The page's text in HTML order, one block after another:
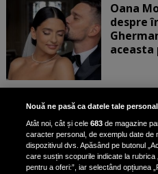
Oana
despre
aceasta
Unde
iubita
casa
suntem
etaje”
Nouă ne pasă ca datele tale
Atât noi, cât și cele683 de magazine
caracter personal, de exemplu date de
dispozitivul dvs. Apăsând pe butonul
care susțin scopurile indicate la
pentru a oferi:”, iar selectând opțiunea